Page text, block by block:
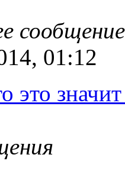
сообщение
01:12
это